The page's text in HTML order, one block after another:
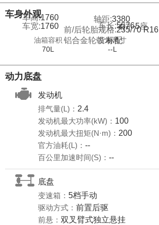
车身外观
车长:5576
车宽:1760 5座
4门
车高:1760 轴距:3380
前/后轮胎规格:235/70 R16
铝合金轮毂:标配
油箱容积
70L
货厢尺寸
--L
动力底盘
发动机
排气量(L)： 2.4
发动机最大功率(kW)： 100
发动机最大扭矩(N·m)： 200
官方油耗(L)： --
百公里加速时间(S)： --
底盘
变速箱： 5档手动
驱动方式： 前置后驱
前悬： 双叉臂式独立悬挂